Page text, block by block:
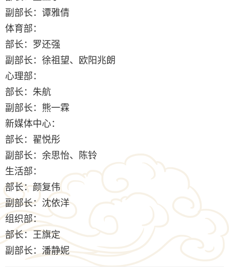
副部长：谭雅倩
体育部：
部长：罗还强
副部长：徐祖望、欧阳兆朗
心理部：
部长：朱航
副部长：熊一霖
新媒体中心：
部长：翟悦彤
副部长：余思怡、陈铃
生活部：
部长：颜复伟
副部长：沈依洋
组织部：
部长：王旗定
副部长：潘静妮